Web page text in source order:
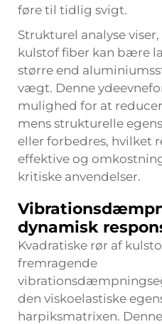
føre til tidlig svigt.
Strukturel analyse
kulstof fiber kan bære
større end
vægt. Denne
mulighed for at
mens strukturelle
eller forbedres, hvilket
effektive og
kritiske anvendelser.
dynamisk
Kvadratiske rør af
fremragende
den viskoelastiske
harpiksmatrixen.